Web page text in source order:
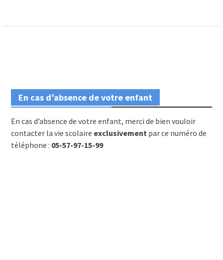
En cas d’absence de votre enfant
En cas d’absence de votre enfant, merci de bien vouloir
contacter la vie scolaire exclusivementpar ce numéro de
téléphone : 05-57-97-15-99